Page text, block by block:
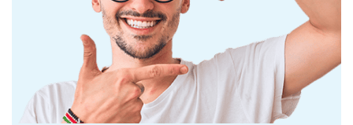
M
135 mm
Kojelės ilgis:
145 mm
18 mm